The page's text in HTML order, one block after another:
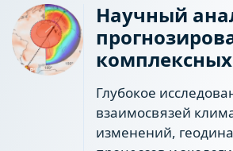
Научный
комплексных
Глубокое
взаимосвязей
изменений,